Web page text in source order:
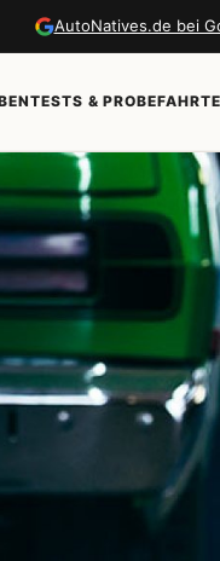
AutoNatives.de bei
TESTS &